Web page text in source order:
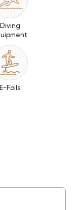
Diving
E-Foils